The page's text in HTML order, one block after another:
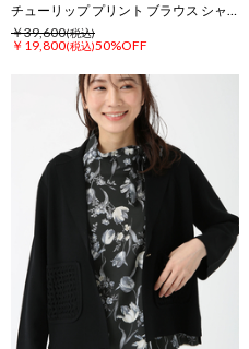
チューリップ プリント ブラウス シャツ
￥39,600(税込)
￥19,800(税込)50%OFF